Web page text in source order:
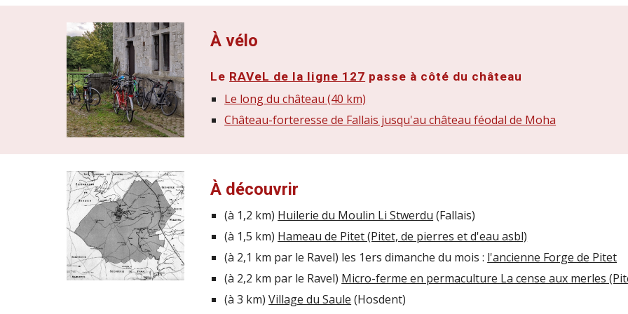
À vélo
Le RAVeL de la ligne 127 passe à côté du château
Le long du château (40 km)
Château-forteresse de Fallais jusqu'au château féodal de Moha
À découvrir
(à 1,2 km) Huilerie du Moulin Li Stwerdu (Fallais)
(à 1,5 km) Hameau de Pitet (Pitet, de pierres et d'eau asbl)
(à 2,1 km par le Ravel) les 1ers dimanche du mois : l'ancienne Forge de Pitet
(à 2,2 km par le Ravel) Micro-ferme en permaculture La cense aux merles
(à 3 km)Village du Saule (Hosdent)